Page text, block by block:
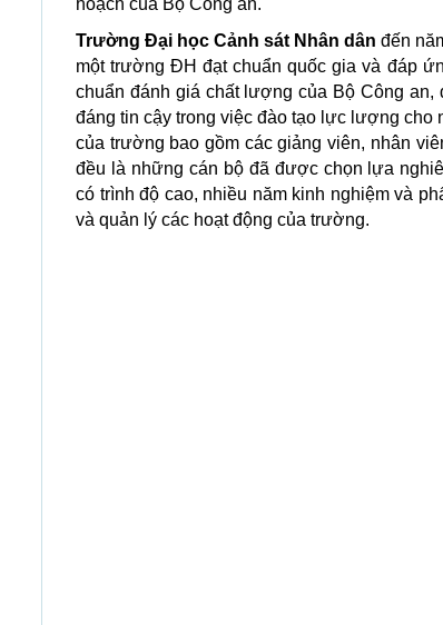
hoạch của Bộ Công an.
Trường Đại học Cảnh sát Nhân dân đến
một trường ĐH đạt chuẩn quốc gia và đáp
chuẩn đánh giá chất lượng của Bộ Công
đáng tin cậy trong việc đào tạo lực lượng
của trường bao gồm các giảng viên, nhân
đều là những cán bộ đã được chọn lựa
có trình độ cao, nhiều năm kinh nghiệm và
và quản lý các hoạt động của trường.